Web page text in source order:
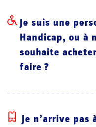
Je suis une
Handicap, ou à
souhaite
faire ?
Je n’arrive pas